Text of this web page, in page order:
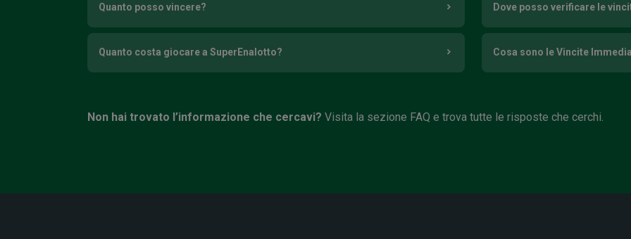
Quanto posso vincere? Dove posso verificare le
Quanto costa giocare a SuperEnalotto? Cosa sono le Vincite
Non hai trovato l’informazione che cercavi? Visita la sezione FAQ e trova tutte le risposte che cerchi.